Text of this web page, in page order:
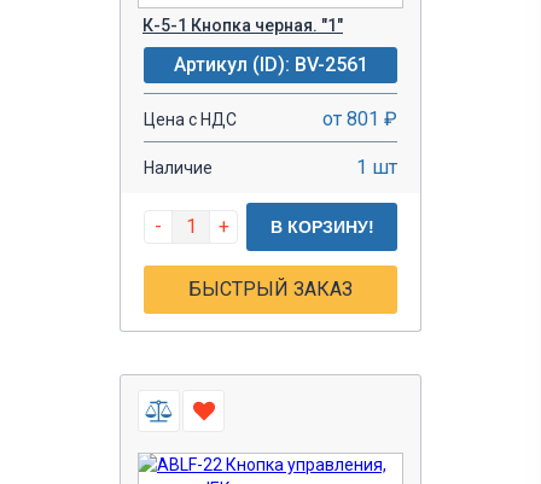
К-5-1 Кнопка черная. "1"
Артикул (ID): BV-2561
Цена с НДС от 801 ₽
Наличие 1 шт
- + В КОРЗИНУ!
БЫСТРЫЙ ЗАКАЗ